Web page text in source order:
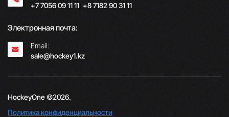
+7 7056 09 11 11; +8 7182 90 31 11
Электронная почта:
Email:
sale@hockey1.kz
HockeyOne ©2026.
Политика конфиденциальности